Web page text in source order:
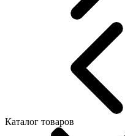
Каталог товаров